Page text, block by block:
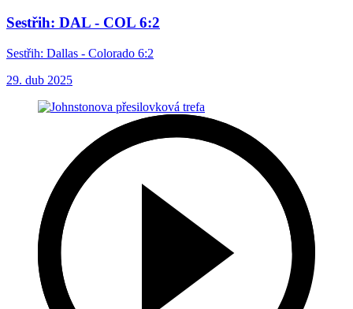
Sestřih: DAL - COL 6:2
Sestřih: Dallas - Colorado 6:2
29. dub 2025